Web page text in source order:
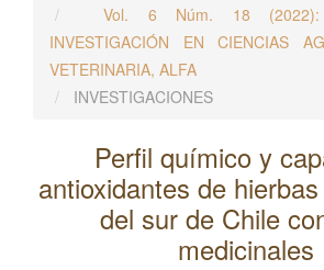
C
Vol. 6 Núm. 18 (2022):
INVESTIGACIÓN EN CIENCIAS
VETERINARIA, ALFA
INVESTIGACIONES
Perfil químico y
antioxidantes de
del sur de Chile
medicinales